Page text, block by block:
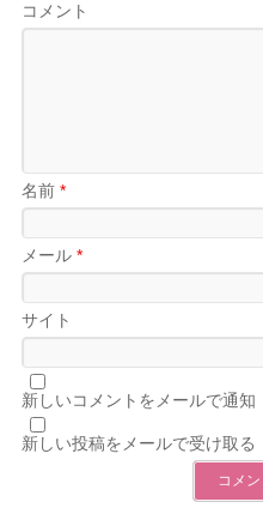
コメント
名前*
メール*
サイト
新しいコメントをメールで通知
新しい投稿をメールで受け取る